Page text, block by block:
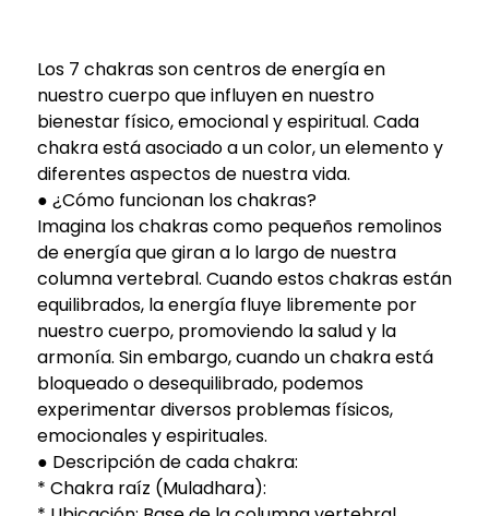
Los 7 chakras son centros de energía en
nuestro cuerpo que influyen en nuestro
bienestar físico, emocional y espiritual. Cada
chakra está asociado a un color, un elemento y
diferentes aspectos de nuestra vida.
● ¿Cómo funcionan los chakras?
Imagina los chakras como pequeños remolinos
de energía que giran a lo largo de nuestra
columna vertebral. Cuando estos chakras están
equilibrados, la energía fluye libremente por
nuestro cuerpo, promoviendo la salud y la
armonía. Sin embargo, cuando un chakra está
bloqueado o desequilibrado, podemos
experimentar diversos problemas físicos,
emocionales y espirituales.
● Descripción de cada chakra:
* Chakra raíz (Muladhara):